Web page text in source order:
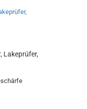
Lakeprüfer,